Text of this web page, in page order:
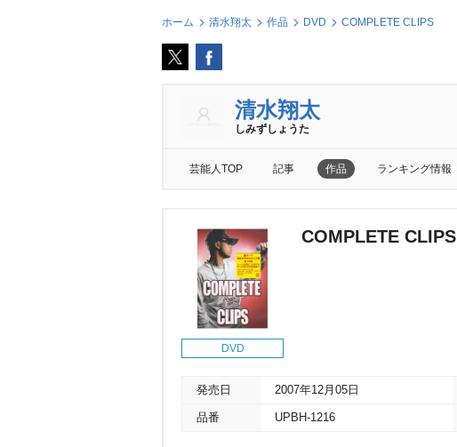
ホーム 清水翔太 作品 DVD COMPLETE CLIPS
清水翔太
しみずしょうた
芸能人TOP 記事 作品 ランキング情報
DVD
COMPLETE CLIPS
発売日 2007年12月05日
品番 UPBH-1216